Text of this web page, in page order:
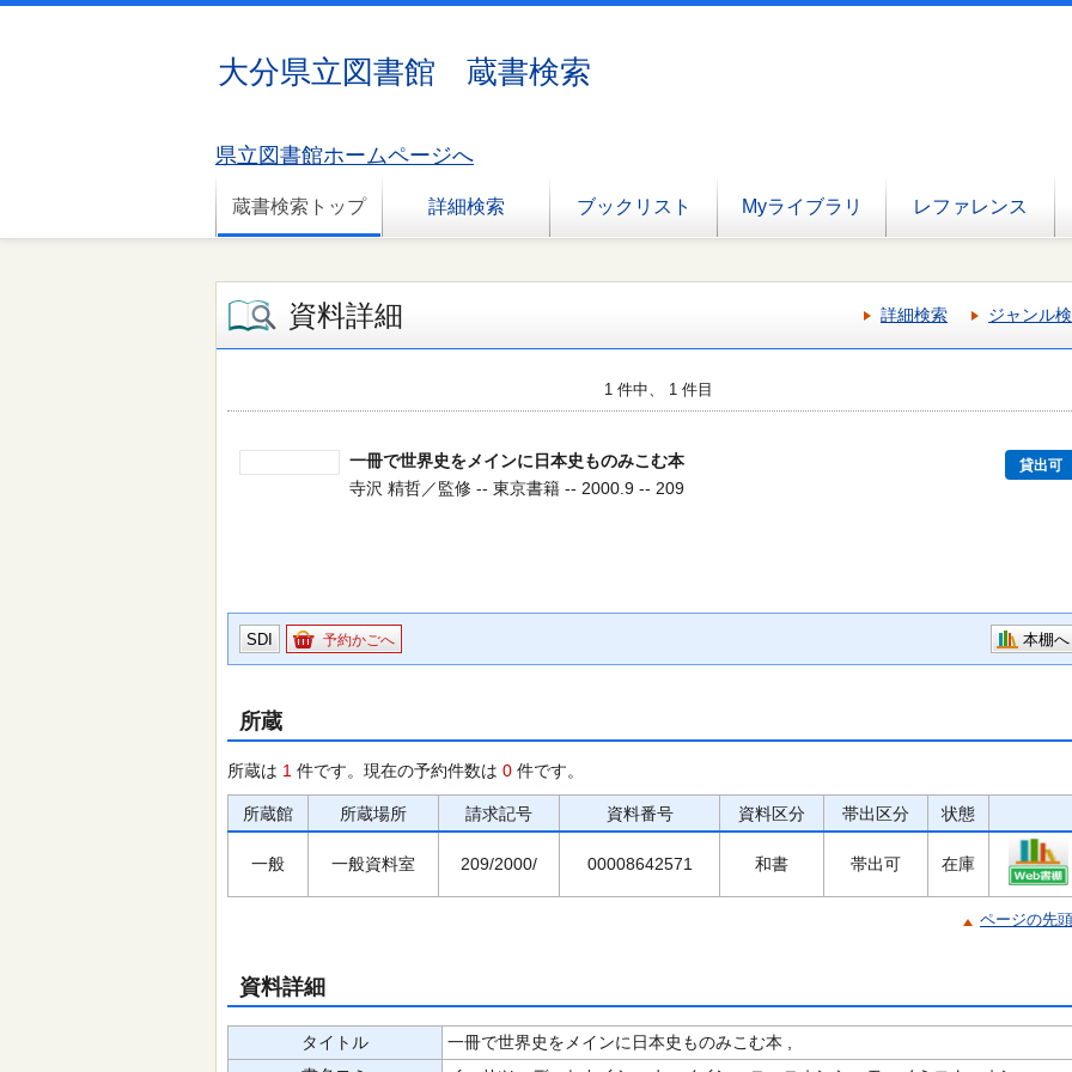
大分県立図書館 蔵書検索
県立図書館ホームページへ
蔵書検索トップ 詳細検索 ブックリスト Myライブラリ レファレンス
資料詳細 詳細検索 ジャンル
1 件中、 1 件目
一冊で世界史をメインに日本史ものみこむ本 貸出可
寺沢 精哲／監修 -- 東京書籍 -- 2000.9 -- 209
SDI 予約かごへ 本棚へ
所蔵
所蔵は 1 件です。現在の予約件数は 0 件です。
所蔵館 所蔵場所 請求記号 資料番号 資料区分 帯出区分 状態
一般 一般資料室 209/2000/ 00008642571 和書 帯出可 在庫
ページの先
資料詳細
タイトル
一冊で世界史をメインに日本史ものみこむ本 ,